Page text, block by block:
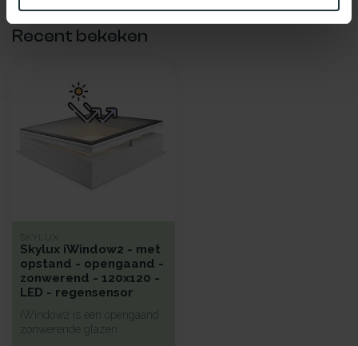
Recent bekeken
SKYLUX
Skylux iWindow2 - met
opstand - opengaand -
zonwerend - 120x120 -
LED - regensensor
iWindow2 is een opengaand
zonwerende glazen